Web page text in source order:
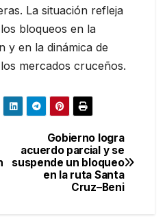
La situación refleja
bloqueos en la
y en la dinámica de
mercados cruceños.
Gobierno logra
acuerdo parcial y se
suspende un bloqueo
en la ruta Santa
Cruz–Beni